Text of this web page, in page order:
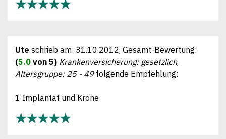
★★★★★
Ute schrieb am: 31.10.2012, Gesamt-Bewertung:
(5.0 von 5) Krankenversicherung: gesetzlich,
Altersgruppe: 25 - 49folgende Empfehlung:
1 Implantat und Krone
★★★★★